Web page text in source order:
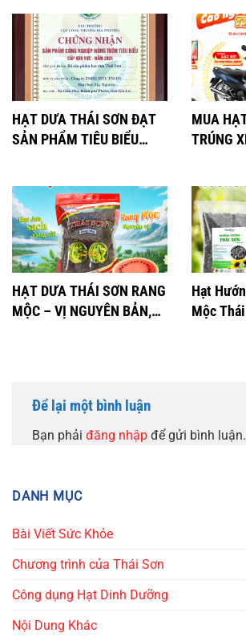
HẠT DƯA THÁI SƠN ĐẠT
SẢN PHẨM TIÊU BIỂU
MUA
TRÚNG
HẠT DƯA THÁI SƠN RANG
MỘC – VỊ NGUYÊN BẢN,
Hạt
Mộc
Để lại một bình luận
Bạn phải đăng nhập để gửi bình luận.
DANH MỤC
Bài Viết Sức Khỏe
Chương trình của Thái Sơn
Công dụng Hạt Dinh Dưỡng
Nội Dung Khác